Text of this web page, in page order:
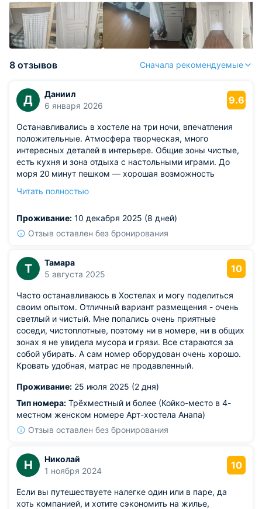
8 отзывов Сначала рекомендуемые
Д
Даниил
6 января 2026
9.6
Останавливались в хостеле на три ночи, впечатления
положительные. Атмосфера творческая, много
интересных деталей в интерьере. Общие зоны чистые,
есть кухня и зона отдыха с настольными играми. До
моря 20 минут пешком — хорошая возможность
Из недостатков: в общих душевых иногда не хватало
другого времени для душа.
Читать полностью
Проживание: 10 декабря 2025 (8 дней)
Отзыв оставлен без бронирования
Т
Тамара
5 августа 2025
10
Часто останавливаюсь в Хостелах и могу поделиться
своим опытом. Отличный вариант размещения - очень
светлый и чистый. Мне попались очень приятные
соседи, чистоплотные, поэтому ни в номере, ни в общих
зонах я не увидела мусора и грязи. Все стараются за
собой убирать. А сам номер оборудован очень хорошо.
Кровать удобная, матрас не продавленный.
Проживание: 25 июля 2025 (2 дня)
Тип номера: Трёхместный и более (Койко-место в 4-
местном женском номере Арт-хостела Анапа)
Отзыв оставлен без бронирования
Н
Николай
1 ноября 2024
10
Если вы путешествуете налегке один или в паре, да
хоть компанией, и хотите сэкономить на жилье,